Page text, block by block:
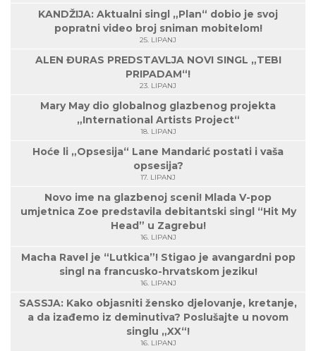
KANDŽIJA: Aktualni singl „Plan“ dobio je svoj
popratni video broj sniman mobitelom!
25. LIPANJ
ALEN ĐURAS PREDSTAVLJA NOVI SINGL „TEBI
PRIPADAM“!
23. LIPANJ
Mary May dio globalnog glazbenog projekta
„International Artists Project“
18. LIPANJ
Hoće li „Opsesija“ Lane Mandarić postati i vaša
opsesija?
17. LIPANJ
Novo ime na glazbenoj sceni! Mlada V-pop
umjetnica Zoe predstavila debitantski singl “Hit My
Head” u Zagrebu!
16. LIPANJ
Macha Ravel je “Lutkica”! Stigao je avangardni pop
singl na francusko-hrvatskom jeziku!
16. LIPANJ
SASSJA: Kako objasniti žensko djelovanje, kretanje,
a da izađemo iz deminutiva? Poslušajte u novom
singlu „XX“!
16. LIPANJ